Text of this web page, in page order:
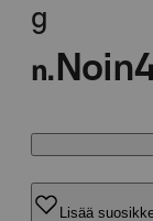
g
n. Noin
Lisää